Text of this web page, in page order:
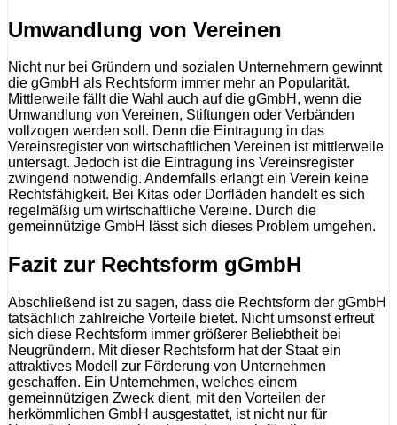
Umwandlung von Vereinen
Nicht nur bei Gründern und sozialen Unternehmern gewinnt
die gGmbH als Rechtsform immer mehr an Popularität.
Mittlerweile fällt die Wahl auch auf die gGmbH, wenn die
Umwandlung von Vereinen, Stiftungen oder Verbänden
vollzogen werden soll. Denn die Eintragung in das
Vereinsregister von wirtschaftlichen Vereinen ist mittlerweile
untersagt. Jedoch ist die Eintragung ins Vereinsregister
zwingend notwendig. Andernfalls erlangt ein Verein keine
Rechtsfähigkeit. Bei Kitas oder Dorfläden handelt es sich
regelmäßig um wirtschaftliche Vereine. Durch die
gemeinnützige GmbH lässt sich dieses Problem umgehen.
Fazit zur Rechtsform gGmbH
Abschließend ist zu sagen, dass die Rechtsform der gGmbH
tatsächlich zahlreiche Vorteile bietet. Nicht umsonst erfreut
sich diese Rechtsform immer größerer Beliebtheit bei
Neugründern. Mit dieser Rechtsform hat der Staat ein
attraktives Modell zur Förderung von Unternehmen
geschaffen. Ein Unternehmen, welches einem
gemeinnützigen Zweck dient, mit den Vorteilen der
herkömmlichen GmbH ausgestattet, ist nicht nur für